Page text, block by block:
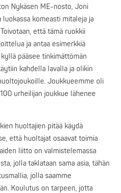
Nykäsen ME-nosto, Joni
luokassa komeasti mitaleja ja
että tämä ruokkii
ja antaa esimerkkiä
pääsee tinkimättömän
kahdella lavalla ja olikin
Joukkueemme oli
urheilijan joukkue lähenee
huoltajien pitää käydä
että huoltajat osaavat toimia
liitto on valmistelemassa
jolla taklataan sama asia, tähän
jolla saamme
Koulutus on tarpeen, jotta